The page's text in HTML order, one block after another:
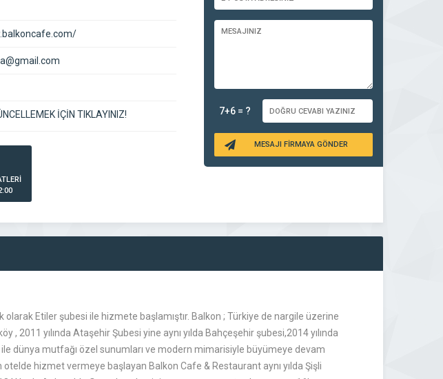
İÇİN TIKLAYINIZ! 7+6 = ?
MESAJI FİRMAYA GÖNDER
olarak Etiler şubesi ile hizmete başlamıştır. Balkon ; Türkiye de nargile üzerine
, 2011 yılında Ataşehir Şubesi yine aynı yılda Bahçeşehir şubesi,2014 yılında
dünya mutfağı özel sunumları ve modern mimarisiyle büyümeye devam
hizmet vermeye başlayan Balkon Cafe & Restaurant aynı yılda Şişli